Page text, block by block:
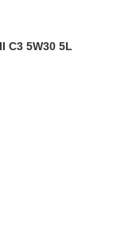
C3 5W30 5L